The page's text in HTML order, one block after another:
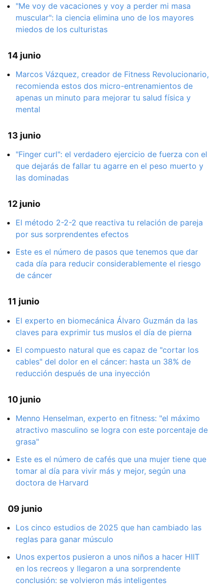
"Me voy de vacaciones y voy a perder mi masa
muscular": la ciencia elimina uno de los mayores
miedos de los culturistas
14 junio
Marcos Vázquez, creador de Fitness Revolucionario,
recomienda estos dos micro-entrenamientos de
apenas un minuto para mejorar tu salud física y
mental
13 junio
"Finger curl": el verdadero ejercicio de fuerza con el
que dejarás de fallar tu agarre en el peso muerto y
las dominadas
12 junio
El método 2-2-2 que reactiva tu relación de pareja
por sus sorprendentes efectos
Este es el número de pasos que tenemos que dar
cada día para reducir considerablemente el riesgo
de cáncer
11 junio
El experto en biomecánica Álvaro Guzmán da las
claves para exprimir tus muslos el día de pierna
El compuesto natural que es capaz de "cortar los
cables" del dolor en el cáncer: hasta un 38% de
reducción después de una inyección
10 junio
Menno Henselman, experto en fitness: "el máximo
atractivo masculino se logra con este porcentaje de
grasa"
Este es el número de cafés que una mujer tiene que
tomar al día para vivir más y mejor, según una
doctora de Harvard
09 junio
Los cinco estudios de 2025 que han cambiado las
reglas para ganar músculo
Unos expertos pusieron a unos niños a hacer HIIT
en los recreos y llegaron a una sorprendente
conclusión: se volvieron más inteligentes